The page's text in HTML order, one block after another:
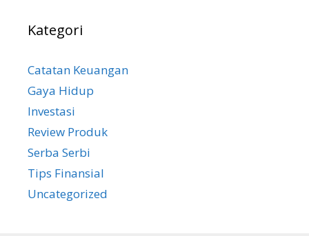
Kategori
Catatan Keuangan
Gaya Hidup
Investasi
Review Produk
Serba Serbi
Tips Finansial
Uncategorized